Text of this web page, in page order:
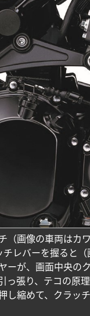
（画像の車両はカ
レバーを握ると
ーが、画面中央の
っ張り、テコの原
し縮めて、クラッ